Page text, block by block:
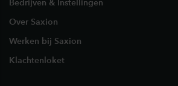
Bedrijven & Instellingen
Over Saxion
Werken bij Saxion
Klachtenloket